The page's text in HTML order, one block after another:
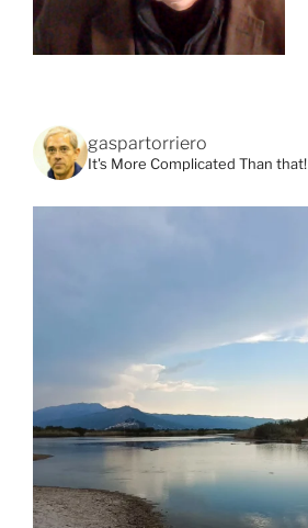
gaspartorriero
It's More Complicated Than that!